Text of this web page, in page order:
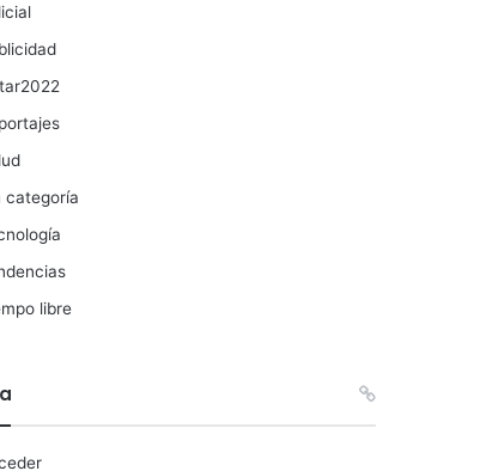
categoría
libre